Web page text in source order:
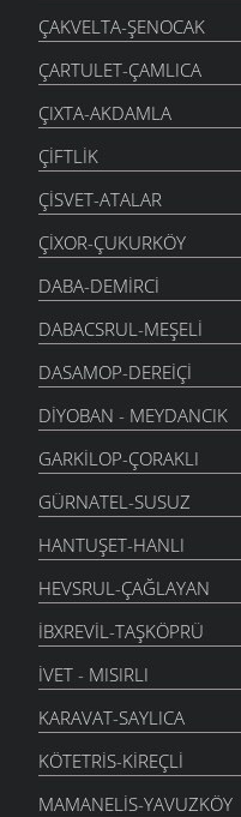
ÇAKVELTA-ŞENOCAK
ÇARTULET-ÇAMLICA
ÇIXTA-AKDAMLA
ÇIFTLIK
ÇISVET-ATALAR
ÇIXOR-ÇUKURKÖY
DABA-DEMIRCI
DABACSRUL-MEŞELI
DASAMOP-DEREIÇI
DIYOBAN - MEYDANCIK
GARKILOP-ÇORAKLI
GÜRNATEL-SUSUZ
HANTUŞET-HANLI
HEVSRUL-ÇAĞLAYAN
İBXREVIL-TAŞKÖPRÜ
İVET - MISIRLI
KARAVAT-SAYLICA
KÖTETRIS-KIREÇLI
MAMANELIS-YAVUZKÖY